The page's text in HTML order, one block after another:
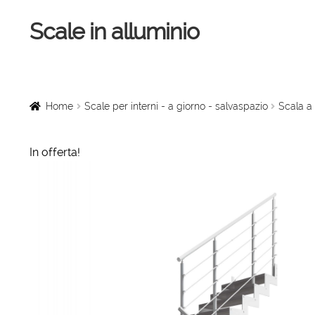
Vai
alla
Vai
al
Scale in alluminio
Scale a chiocciola
Home Scale per interni - a giorno - salvaspazio Scala a
In offerta!